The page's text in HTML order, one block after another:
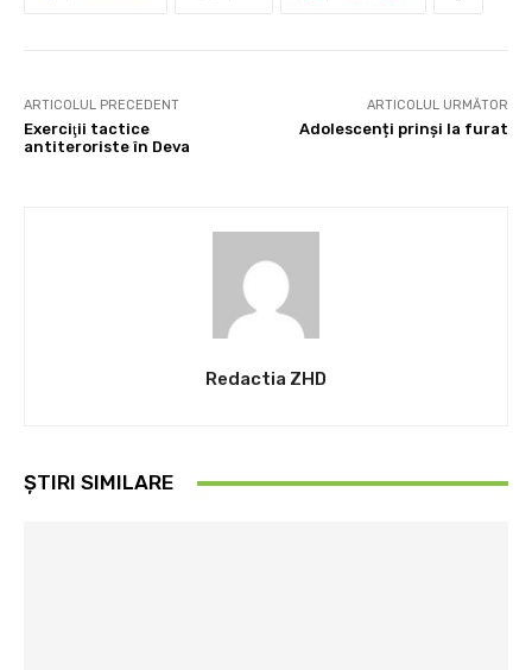
ARTICOLUL PRECEDENT
Exerciţii tactice
antiteroriste în Deva
ARTICOLUL URMĂTOR
Adolescenți prinși la furat
Redactia ZHD
ȘTIRI SIMILARE